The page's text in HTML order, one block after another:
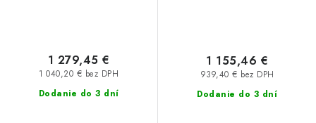
Dodanie do 3 dní
1 040,20 € bez DPH
1 279,45 €
Dodanie do 3 dní
939,40 € bez DPH
1 155,46 €